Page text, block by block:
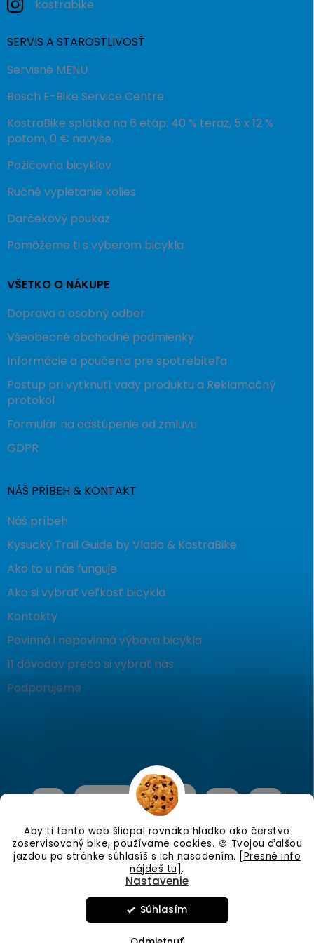
Aby ti tento web šliapal rovnako hladko ako čerstvo
zoservisovaný bike, používame cookies. 🍪 Tvojou ďalšou
jazdou po stránke súhlasíš s ich nasadením. [Presné info
nájdeš tu].
Nastavenie
Súhlasím
kostrabike
SERVIS A STAROSTLIVOSŤ
Servisné MENU
Bosch E-Bike Service Centre
KostraBike splátka na 6 etáp: 40 % teraz, 5 x 12 %
potom, 0 € navyše.
Požičovňa bicyklov
Ručné vypletanie kolies
Darčekový poukaz
Pomôžeme ti s výberom bicykla
VŠETKO O NÁKUPE
Doprava a osobný odber
Všeobecné obchodné podmienky
Informácie a poučenia pre spotrebiteľa
Postup pri vytknutí vady produktu a Reklamačný
protokol
Formulár na odstúpenie od zmluvu
GDPR
NÁŠ PRÍBEH & KONTAKT
Náš príbeh
Kysucký Trail Guide by Vlado & KostraBike
Ako to u nás funguje
Ako si vybrať veľkosť bicykla
Kontakty
Povinná i nepovinná výbava bicykla
11 dôvodov prečo si vybrať nás
Podporujeme
Vytvoril Shoptet
nastavenie cookies